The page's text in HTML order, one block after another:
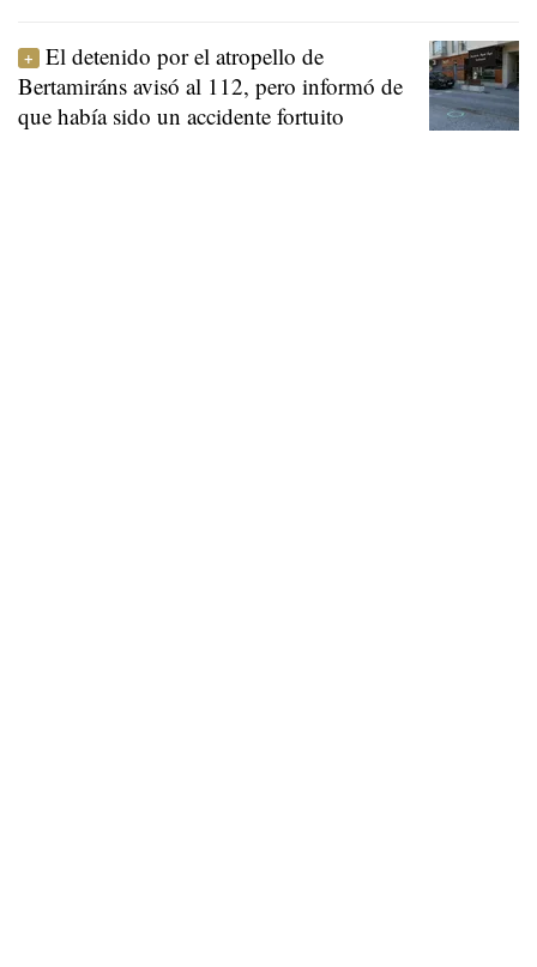
El detenido por el atropello de
Bertamiráns avisó al 112, pero informó de
que había sido un accidente fortuito